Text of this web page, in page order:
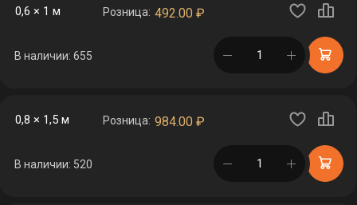
0,6 × 1 м Розница: 492.00 ₽
В наличии: 655 в корзине
0,8 × 1,5 м Розница: 984.00 ₽
В наличии: 520 в корзине